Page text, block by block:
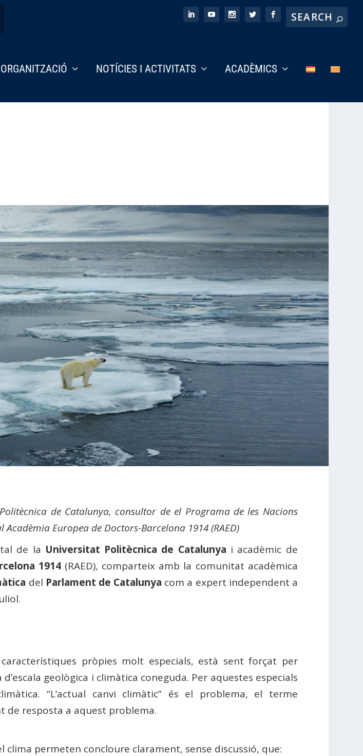
ORGANITZACIÓ NOTÍCIES I ACTIVITATS ACADÈMICS
de Catalunya, consultor de el Programa de les Nacions
Europea de Doctors-Barcelona 1914 (RAED)
de la Universitat Politècnica de Catalunya i acadèmic de
1914(RAED), comparteix amb la comunitat acadèmica
del Parlament de Catalunya com a expert independent a
pròpies molt especials, està sent forçat per
geològica i climàtica coneguda. Per aquestes especials
“L’actual canvi climàtic” és el problema, el terme
de resposta a aquest problema.
permeten concloure clarament, sense discussió, que: